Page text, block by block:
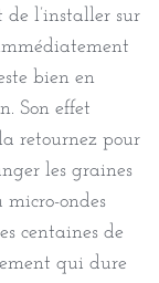
l’installer sur
bien en
Son effet
retournez pour
les graines
micro-ondes
centaines de
qui dure